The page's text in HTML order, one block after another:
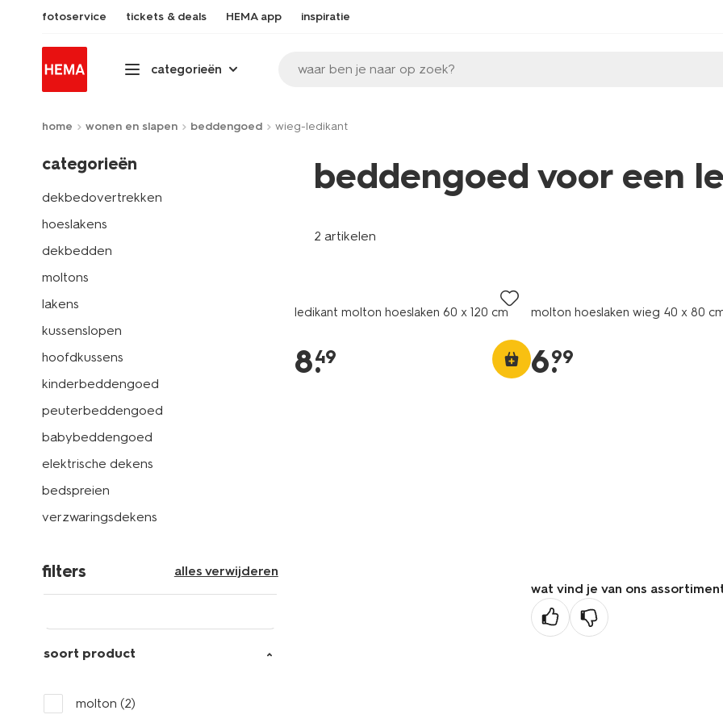
fotoservice tickets & deals HEMA app inspiratie
categorieën waar ben je naar op zoek?
home wonen en slapen beddengoed wieg-ledikant
categorieën
dekbedovertrekken
hoeslakens
dekbedden
moltons
lakens
kussenslopen
hoofdkussens
kinderbeddengoed
peuterbeddengoed
babybeddengoed
elektrische dekens
bedspreien
verzwaringsdekens
filters alles verwijderen
soort product
molton (2)
beddengoed voor een
2 artikelen
ledikant molton hoeslaken 60 x 120 cm
8.
49
molton hoeslaken wieg 40 x 80
6.
99
wat vind je van ons